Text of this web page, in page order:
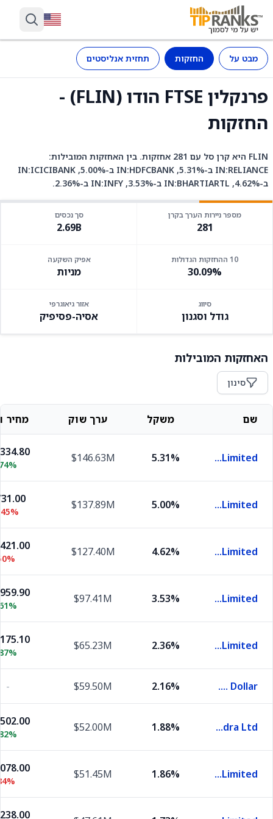
מבט על החזקות תחזית אנליסטים
פרנקלין FTSE הודו (FLIN) -
החזקות
FLIN היא קרן סל עם 281 אחזקות. בין האחזקות המובילות:
IN:RELIANCE ב-5.31%, IN:HDFCBANK ב-5.00%, IN:ICICIBANK
ב-4.62%, IN:BHARTIARTL ב-3.53%, IN:INFY ב-2.36%.
מספר ניירות הערך בקרן
281
סך נכסים
2.69B
10 ההחזקות הגדולות
30.09%
אפיק השקעה
מניות
סיווג
גודל וסגנון
אזור גיאוגרפי
אסיה-פסיפיק
האחזקות המובילות
סינון
שם משקל ערך שוק מחיר
Reliance Industries Limited
5.31%
$146.63M
HDFC Bank Limited
5.00%
$137.89M
ICICI Bank Limited
4.62%
$127.40M
Bharti Airtel Limited
3.53%
$97.41M
Infosys Limited
2.36%
$65.23M
U.S. Dollar
2.16%
$59.50M
-
Mahindra & Mahindra Ltd.
1.88%
$52.00M
Bajaj Finance Limited
1.86%
$51.45M